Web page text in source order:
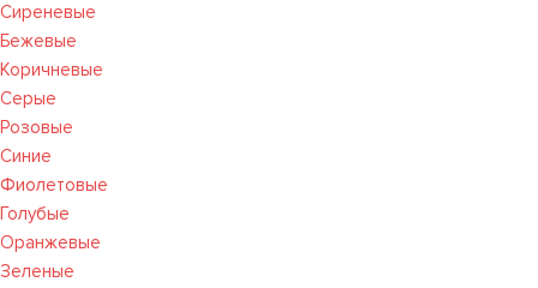
Сиреневые
Бежевые
Коричневые
Серые
Розовые
Синие
Фиолетовые
Голубые
Оранжевые
Зеленые